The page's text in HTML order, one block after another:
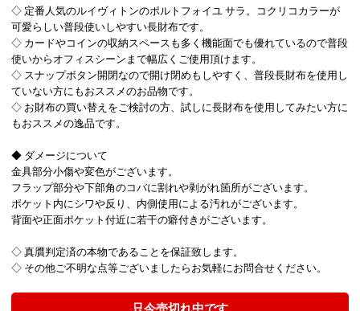
◇ 定番人気のルイヴィトンのポルトフォイユ サラ。コクリコカラーが
可愛らしい普段使いしやすい長財布です。
◇ カードやコインの収納スペースも多く機能面でも優れているので普段
使いからオフィスシーンまで幅広くご使用頂けます。
◇ スナップボタン開閉なので開け閉めもしやすく、普段長財布を使用し
ていない方にもおススメのお品物です。
◇ お財布の買い替えをご検討の方、試しに長財布を使用してみたい方に
もおススメの逸品です。
◆ ダメージについて
金具部分小傷や変色がございます。
フラップ部分や下部角のコバに割れや剥がれ箇所がございます。
ポケット内にシワや反り、内側使用による汚れがございます。
背面や正面ポケット付近に若干の癖付きがございます。
◇ 真贋判定済の本物であることを保証致します。
◇ その他ご不明な点等ございましたらお気軽にお問合せください。
只今売切れ中です